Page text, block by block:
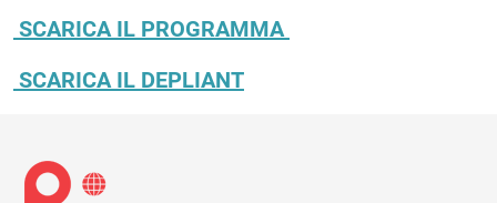
SCARICA IL PROGRAMMA
SCARICA IL DEPLIANT